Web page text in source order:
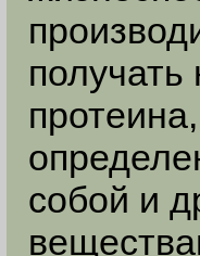
получать
собой и